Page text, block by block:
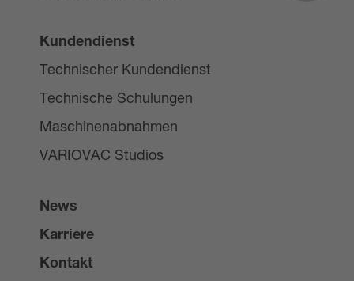
Kundendienst
Technischer Kundendienst
Technische Schulungen
Maschinenabnahmen
VARIOVAC Studios
News
Karriere
Kontakt